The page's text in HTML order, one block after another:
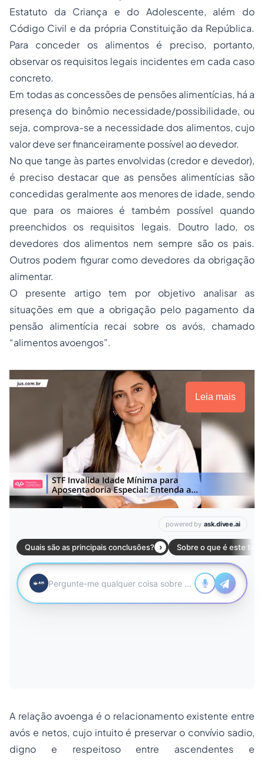
Estatuto da Criança e do Adolescente, além do
Código Civil e da própria Constituição da República.
Para conceder os alimentos é preciso, portanto,
observar os requisitos legais incidentes em cada caso
concreto.
Em todas as concessões de pensões alimentícias, há a
presença do binômio necessidade/possibilidade, ou
seja, comprova-se a necessidade dos alimentos, cujo
valor deve ser financeiramente possível ao devedor.
No que tange às partes envolvidas (credor e devedor),
é preciso destacar que as pensões alimentícias são
concedidas geralmente aos menores de idade, sendo
que para os maiores é também possível quando
preenchidos os requisitos legais. Doutro lado, os
devedores dos alimentos nem sempre são os pais.
Outros podem figurar como devedores da obrigação
alimentar.
O presente artigo tem por objetivo analisar as
situações em que a obrigação pelo pagamento da
pensão alimentícia recai sobre os avós, chamado
“alimentos avoengos”.
Leia mais
A relação avoenga é o relacionamento existente entre
avós e netos, cujo intuito é preservar o convívio sadio,
digno e respeitoso entre ascendentes e